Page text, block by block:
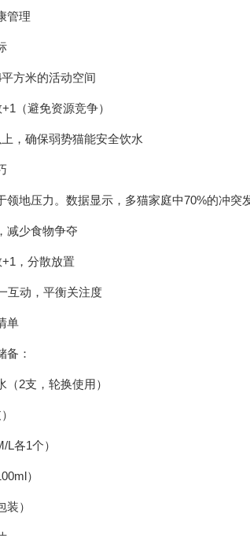
管理
方米的活动空间
（避免资源竞争）
，确保弱势猫能安全饮水
领地压力。数据显示，多猫家庭中70%的冲
减少食物争夺
，分散放置
互动，平衡关注度
单
备：
2支，轮换使用）
L各1个）
）
）